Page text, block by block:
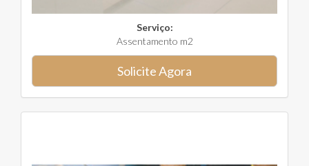
Serviço:
Assentamento m2
Solicite Agora